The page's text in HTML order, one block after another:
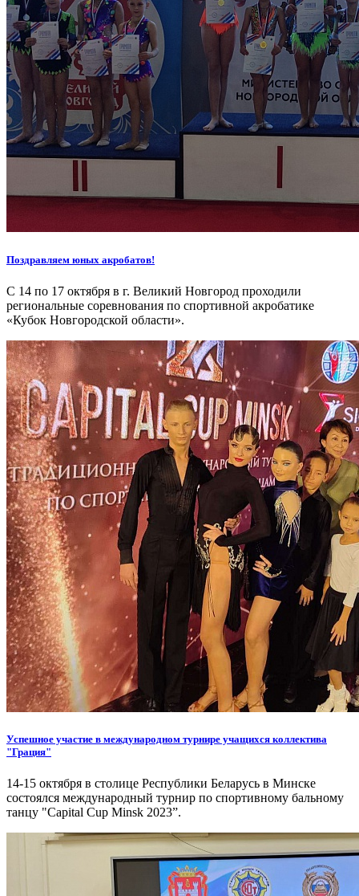
Поздравляем юных акробатов!
С 14 по 17 октября в г. Великий Новгород проходили
региональные соревнования по спортивной акробатике
«Кубок Новгородской области».
Успешное участие в международном турнире учащихся коллектива
"Грация"
14-15 октября в столице Республики Беларусь в Минске
состоялся международный турнир по спортивному бальному
танцу "Capital Cup Minsk 2023”.